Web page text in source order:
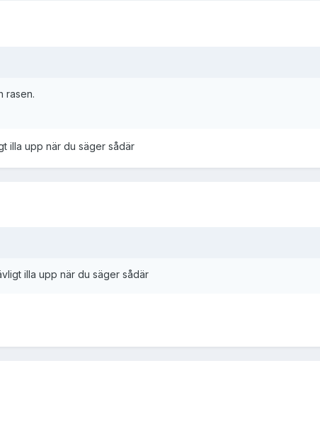
rasen.
illa upp när du säger sådär
illa upp när du säger sådär